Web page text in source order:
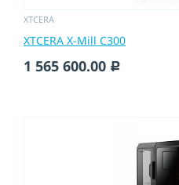
XTCERA
XTCERA X-Mill C300
1 565 600.00 c